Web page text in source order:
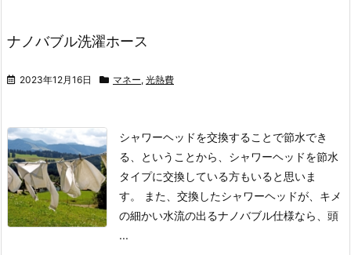
ナノバブル洗濯ホース
2023年12月16日 マネー, 光熱費
シャワーヘッドを交換することで節水でき
る、ということから、シャワーヘッドを節水
タイプに交換している方もいると思いま
す。
また、交換したシャワーヘッドが、キメ
の細かい水流の出るナノバブル仕様なら、頭
...